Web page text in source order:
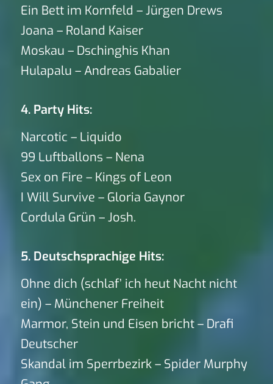
Ein Bett im Kornfeld – Jürgen Drews
Joana – Roland Kaiser
Moskau – Dschinghis Khan
Hulapalu – Andreas Gabalier
4. Party Hits:
Narcotic – Liquido
99 Luftballons – Nena
Sex on Fire – Kings of Leon
I Will Survive – Gloria Gaynor
Cordula Grün – Josh.
5. Deutschsprachige Hits:
Ohne dich (schlaf’ ich heut Nacht nicht
ein) – Münchener Freiheit
Marmor, Stein und Eisen bricht – Drafi
Deutscher
Skandal im Sperrbezirk – Spider Murphy